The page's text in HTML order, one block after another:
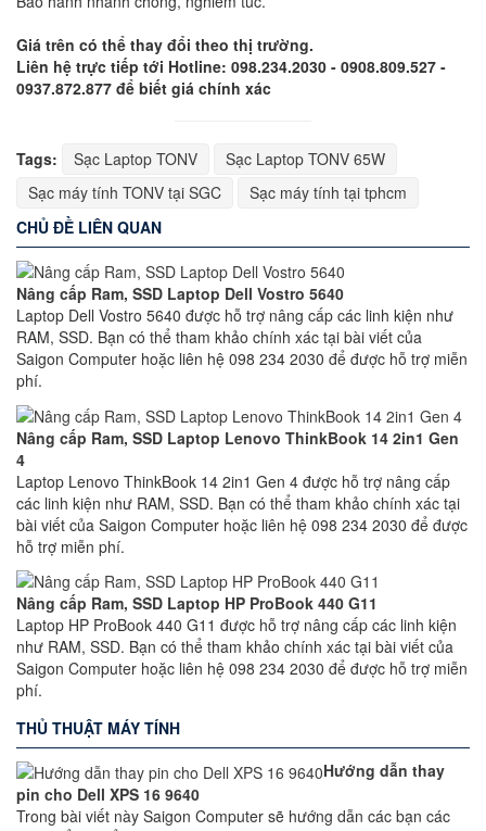
Giá trên có thể thay đổi theo thị trường.
Liên hệ trực tiếp tới Hotline: 098.234.2030 - 0908.809.527 -
0937.872.877 để biết giá chính xác
Tags: Sạc Laptop TONV
Sạc Laptop TONV 65W
Sạc máy tính TONV tại SGC
Sạc máy tính tại tphcm
CHỦ ĐỀ LIÊN QUAN
Nâng cấp Ram, SSD Laptop Dell Vostro 5640
Laptop Dell Vostro 5640 được hỗ trợ nâng cấp các linh kiện như
RAM, SSD. Bạn có thể tham khảo chính xác tại bài viết của
Saigon Computer hoặc liên hệ 098 234 2030 để được hỗ trợ miễn
phí.
Nâng cấp Ram, SSD Laptop Lenovo ThinkBook 14 2in1 Gen
4
Laptop Lenovo ThinkBook 14 2in1 Gen 4 được hỗ trợ nâng cấp
các linh kiện như RAM, SSD. Bạn có thể tham khảo chính xác tại
bài viết của Saigon Computer hoặc liên hệ 098 234 2030 để được
hỗ trợ miễn phí.
Nâng cấp Ram, SSD Laptop HP ProBook 440 G11
Laptop HP ProBook 440 G11 được hỗ trợ nâng cấp các linh kiện
như RAM, SSD. Bạn có thể tham khảo chính xác tại bài viết của
Saigon Computer hoặc liên hệ 098 234 2030 để được hỗ trợ miễn
phí.
THỦ THUẬT MÁY TÍNH
Hướng dẫn thay
pin cho Dell XPS 16 9640
Trong bài viết này Saigon Computer sẽ hướng dẫn các bạn các